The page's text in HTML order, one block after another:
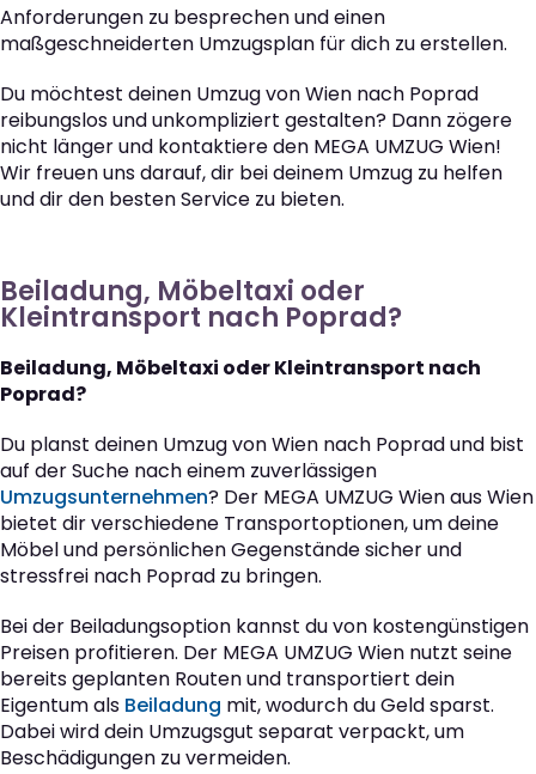
Anforderungen zu besprechen und einen
maßgeschneiderten Umzugsplan für dich zu erstellen.
Du möchtest deinen Umzug von Wien nach Poprad
reibungslos und unkompliziert gestalten? Dann zögere
nicht länger und kontaktiere den MEGA UMZUG Wien!
Wir freuen uns darauf, dir bei deinem Umzug zu helfen
und dir den besten Service zu bieten.
Beiladung, Möbeltaxi oder
Kleintransport nach Poprad?
Beiladung, Möbeltaxi oder Kleintransport nach
Poprad?
Du planst deinen Umzug von Wien nach Poprad und bist
auf der Suche nach einem zuverlässigen
Umzugsunternehmen? Der MEGA UMZUG Wien aus Wien
bietet dir verschiedene Transportoptionen, um deine
Möbel und persönlichen Gegenstände sicher und
stressfrei nach Poprad zu bringen.
Bei der Beiladungsoption kannst du von kostengünstigen
Preisen profitieren. Der MEGA UMZUG Wien nutzt seine
bereits geplanten Routen und transportiert dein
Eigentum als Beiladung mit, wodurch du Geld sparst.
Dabei wird dein Umzugsgut separat verpackt, um
Beschädigungen zu vermeiden.